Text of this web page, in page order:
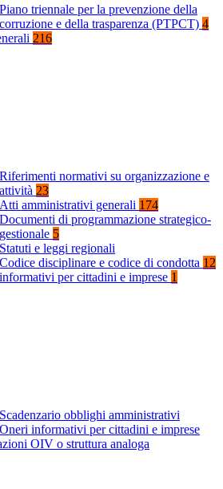
Piano triennale per la prevenzione della
corruzione e della trasparenza (PTPCT) 4
216
Riferimenti normativi su organizzazione e
attività 23
Atti amministrativi generali 174
Documenti di programmazione strategico-
gestionale 5
Statuti e leggi regionali
Codice disciplinare e codice di condotta 12
per cittadini e imprese 1
Scadenzario obblighi amministrativi
Oneri informativi per cittadini e imprese
OIV o struttura analoga